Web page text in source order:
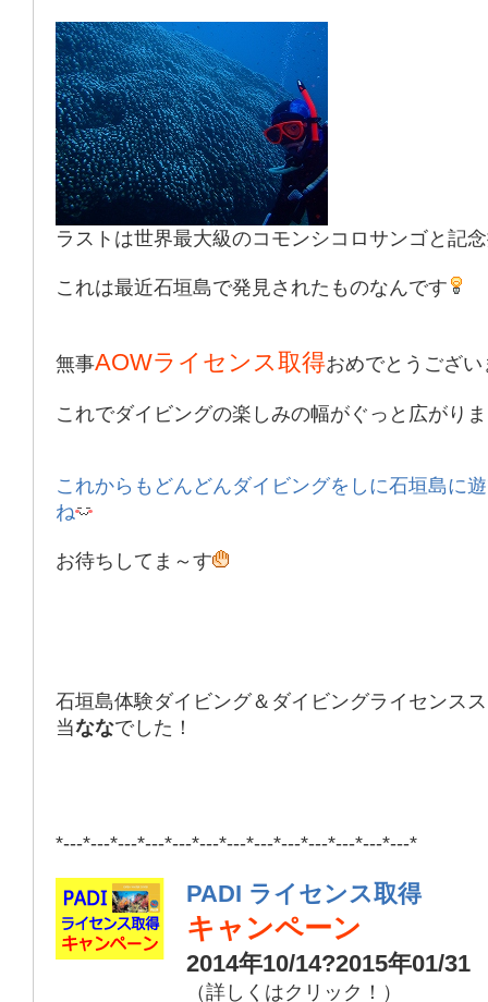
ラストは世界最大級のコモンシコロサンゴと記
これは最近石垣島で発見されたものなんです
無事AOWライセンス取得おめでとうござい
これでダイビングの楽しみの幅がぐっと広がり
これからもどんどんダイビングをしに石垣島に
ね
お待ちしてま～す
石垣島体験ダイビング＆ダイビングライセンス
当ななでした！
*---*---*---*---*---*---*---*---*---*---*---*---*---*
PADI ライセンス取得
キャンペーン
2014年10/14?2015年01/31
（詳しくはクリック！）